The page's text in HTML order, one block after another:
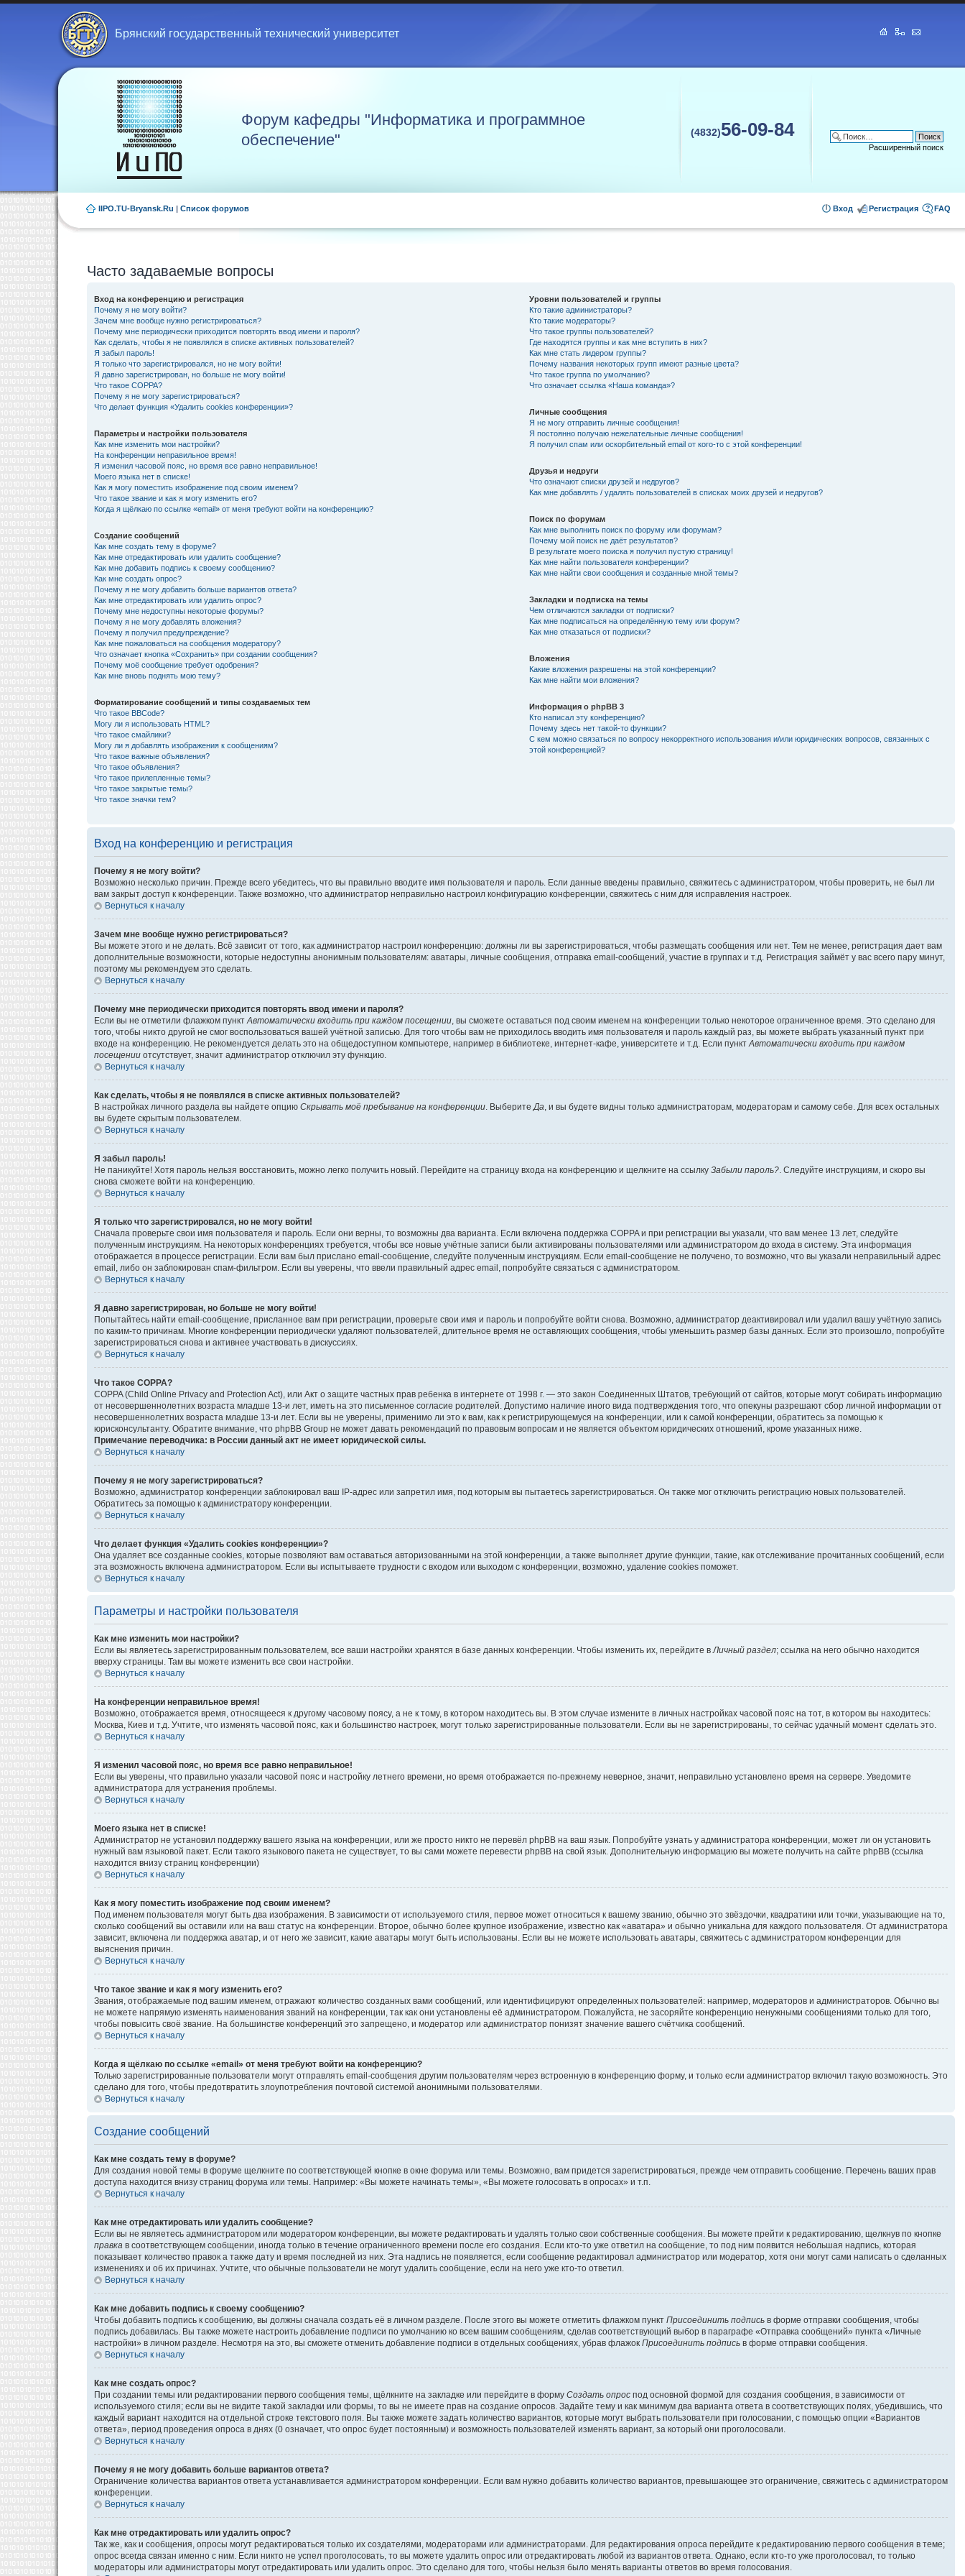
Брянский государственный технический университет
Форум кафедры "Информатика и программное
обеспечение"
(4832)56-09-84
Расширенный поиск
IIPO.TU-Bryansk.Ru | Список форумов FAQ
Регистрация
Вход
Часто задаваемые вопросы
Вход на конференцию и регистрация
Почему я не могу войти?
Зачем мне вообще нужно регистрироваться?
Почему мне периодически приходится повторять ввод имени и пароля?
Как сделать, чтобы я не появлялся в списке активных пользователей?
Я забыл пароль!
Я только что зарегистрировался, но не могу войти!
Я давно зарегистрирован, но больше не могу войти!
Что такое COPPA?
Почему я не могу зарегистрироваться?
Что делает функция «Удалить cookies конференции»?
Параметры и настройки пользователя
Как мне изменить мои настройки?
На конференции неправильное время!
Я изменил часовой пояс, но время все равно неправильное!
Моего языка нет в списке!
Как я могу поместить изображение под своим именем?
Что такое звание и как я могу изменить его?
Когда я щёлкаю по ссылке «email» от меня требуют войти на конференцию?
Создание сообщений
Как мне создать тему в форуме?
Как мне отредактировать или удалить сообщение?
Как мне добавить подпись к своему сообщению?
Как мне создать опрос?
Почему я не могу добавить больше вариантов ответа?
Как мне отредактировать или удалить опрос?
Почему мне недоступны некоторые форумы?
Почему я не могу добавлять вложения?
Почему я получил предупреждение?
Как мне пожаловаться на сообщения модератору?
Что означает кнопка «Сохранить» при создании сообщения?
Почему моё сообщение требует одобрения?
Как мне вновь поднять мою тему?
Форматирование сообщений и типы создаваемых тем
Что такое BBCode?
Могу ли я использовать HTML?
Что такое смайлики?
Могу ли я добавлять изображения к сообщениям?
Что такое важные объявления?
Что такое объявления?
Что такое прилепленные темы?
Что такое закрытые темы?
Что такое значки тем?
Уровни пользователей и группы
Кто такие администраторы?
Кто такие модераторы?
Что такое группы пользователей?
Где находятся группы и как мне вступить в них?
Как мне стать лидером группы?
Почему названия некоторых групп имеют разные цвета?
Что такое группа по умолчанию?
Что означает ссылка «Наша команда»?
Личные сообщения
Я не могу отправить личные сообщения!
Я постоянно получаю нежелательные личные сообщения!
Я получил спам или оскорбительный email от кого-то с этой конференции!
Друзья и недруги
Что означают списки друзей и недругов?
Как мне добавлять / удалять пользователей в списках моих друзей и недругов?
Поиск по форумам
Как мне выполнить поиск по форуму или форумам?
Почему мой поиск не даёт результатов?
В результате моего поиска я получил пустую страницу!
Как мне найти пользователя конференции?
Как мне найти свои сообщения и созданные мной темы?
Закладки и подписка на темы
Чем отличаются закладки от подписки?
Как мне подписаться на определённую тему или форум?
Как мне отказаться от подписки?
Вложения
Какие вложения разрешены на этой конференции?
Как мне найти мои вложения?
Информация о phpBB 3
Кто написал эту конференцию?
Почему здесь нет такой-то функции?
С кем можно связаться по вопросу некорректного использования и/или юридических вопросов, связанных с
этой конференцией?
Вход на конференцию и регистрация
Почему я не могу войти?
Возможно несколько причин. Прежде всего убедитесь, что вы правильно вводите имя пользователя и пароль. Если данные введены правильно, свяжитесь с администратором, чтобы проверить, не был ли
вам закрыт доступ к конференции. Также возможно, что администратор неправильно настроил конфигурацию конференции, свяжитесь с ним для исправления настроек.
Вернуться к началу
Зачем мне вообще нужно регистрироваться?
Вы можете этого и не делать. Всё зависит от того, как администратор настроил конференцию: должны ли вы зарегистрироваться, чтобы размещать сообщения или нет. Тем не менее, регистрация дает вам
дополнительные возможности, которые недоступны анонимным пользователям: аватары, личные сообщения, отправка email-сообщений, участие в группах и т.д. Регистрация займёт у вас всего пару минут,
поэтому мы рекомендуем это сделать.
Вернуться к началу
Почему мне периодически приходится повторять ввод имени и пароля?
Если вы не отметили флажком пунктАвтоматически входить при каждом посещении, вы сможете оставаться под своим именем на конференции только некоторое ограниченное время. Это сделано для
того, чтобы никто другой не смог воспользоваться вашей учётной записью. Для того чтобы вам не приходилось вводить имя пользователя и пароль каждый раз, вы можете выбрать указанный пункт при
входе на конференцию. Не рекомендуется делать это на общедоступном компьютере, например в библиотеке, интернет-кафе, университете и т.д. Если пунктАвтоматически входить при каждом
посещении отсутствует, значит администратор отключил эту функцию.
Вернуться к началу
Как сделать, чтобы я не появлялся в списке активных пользователей?
В настройках личного раздела вы найдете опцию Скрывать моё пребывание на конференции. ВыберитеДа, и вы будете видны только администраторам, модераторам и самому себе. Для всех остальных
вы будете скрытым пользователем.
Вернуться к началу
Я забыл пароль!
Не паникуйте! Хотя пароль нельзя восстановить, можно легко получить новый. Перейдите на страницу входа на конференцию и щелкните на ссылку Забыли пароль?. Следуйте инструкциям, и скоро вы
снова сможете войти на конференцию.
Вернуться к началу
Я только что зарегистрировался, но не могу войти!
Сначала проверьте свои имя пользователя и пароль. Если они верны, то возможны два варианта. Если включена поддержка COPPA и при регистрации вы указали, что вам менее 13 лет, следуйте
полученным инструкциям. На некоторых конференциях требуется, чтобы все новые учётные записи были активированы пользователями или администратором до входа в систему. Эта информация
отображается в процессе регистрации. Если вам был прислано email-сообщение, следуйте полученным инструкциям. Если email-сообщение не получено, то возможно, что вы указали неправильный адрес
email, либо он заблокирован спам-фильтром. Если вы уверены, что ввели правильный адрес email, попробуйте связаться с администратором.
Вернуться к началу
Я давно зарегистрирован, но больше не могу войти!
Попытайтесь найти email-сообщение, присланное вам при регистрации, проверьте свои имя и пароль и попробуйте войти снова. Возможно, администратор деактивировал или удалил вашу учётную запись
по каким-то причинам. Многие конференции периодически удаляют пользователей, длительное время не оставляющих сообщения, чтобы уменьшить размер базы данных. Если это произошло, попробуйте
зарегистрироваться снова и активнее участвовать в дискуссиях.
Вернуться к началу
Что такое COPPA?
COPPA (Child Online Privacy and Protection Act), или Акт о защите частных прав ребенка в интернете от 1998 г. — это закон Соединенных Штатов, требующий от сайтов, которые могут собирать информацию
от несовершеннолетних возраста младше 13-и лет, иметь на это письменное согласие родителей. Допустимо наличие иного вида подтверждения того, что опекуны разрешают сбор личной информации от
несовершеннолетних возраста младше 13-и лет. Если вы не уверены, применимо ли это к вам, как к регистрирующемуся на конференции, или к самой конференции, обратитесь за помощью к
юрисконсультанту. Обратите внимание, что phpBB Group не может давать рекомендаций по правовым вопросам и не является объектом юридических отношений, кроме указанных ниже.
Примечание переводчика: в России данный акт не имеет юридической силы.
Вернуться к началу
Почему я не могу зарегистрироваться?
Возможно, администратор конференции заблокировал ваш IP-адрес или запретил имя, под которым вы пытаетесь зарегистрироваться. Он также мог отключить регистрацию новых пользователей.
Обратитесь за помощью к администратору конференции.
Вернуться к началу
Что делает функция «Удалить cookies конференции»?
Она удаляет все созданные cookies, которые позволяют вам оставаться авторизованными на этой конференции, а также выполняет другие функции, такие, как отслеживание прочитанных сообщений, если
эта возможность включена администратором. Если вы испытываете трудности с входом или выходом с конференции, возможно, удаление cookies поможет.
Вернуться к началу
Параметры и настройки пользователя
Как мне изменить мои настройки?
Если вы являетесь зарегистрированным пользователем, все ваши настройки хранятся в базе данных конференции. Чтобы изменить их, перейдите вЛичный раздел; ссылка на него обычно находится
вверху страницы. Там вы можете изменить все свои настройки.
Вернуться к началу
На конференции неправильное время!
Возможно, отображается время, относящееся к другому часовому поясу, а не к тому, в котором находитесь вы. В этом случае измените в личных настройках часовой пояс на тот, в котором вы находитесь:
Москва, Киев и т.д. Учтите, что изменять часовой пояс, как и большинство настроек, могут только зарегистрированные пользователи. Если вы не зарегистрированы, то сейчас удачный момент сделать это.
Вернуться к началу
Я изменил часовой пояс, но время все равно неправильное!
Если вы уверены, что правильно указали часовой пояс и настройку летнего времени, но время отображается по-прежнему неверное, значит, неправильно установлено время на сервере. Уведомите
администратора для устранения проблемы.
Вернуться к началу
Моего языка нет в списке!
Администратор не установил поддержку вашего языка на конференции, или же просто никто не перевёл phpBB на ваш язык. Попробуйте узнать у администратора конференции, может ли он установить
нужный вам языковой пакет. Если такого языкового пакета не существует, то вы сами можете перевести phpBB на свой язык. Дополнительную информацию вы можете получить на сайте phpBB (ссылка
находится внизу страниц конференции)
Вернуться к началу
Как я могу поместить изображение под своим именем?
Под именем пользователя могут быть два изображения. В зависимости от используемого стиля, первое может относиться к вашему званию, обычно это звёздочки, квадратики или точки, указывающие на то,
сколько сообщений вы оставили или на ваш статус на конференции. Второе, обычно более крупное изображение, известно как «аватара» и обычно уникальна для каждого пользователя. От администратора
зависит, включена ли поддержка аватар, и от него же зависит, какие аватары могут быть использованы. Если вы не можете использовать аватары, свяжитесь с администратором конференции для
выяснения причин.
Вернуться к началу
Что такое звание и как я могу изменить его?
Звания, отображаемые под вашим именем, отражают количество созданных вами сообщений, или идентифицируют определенных пользователей: например, модераторов и администраторов. Обычно вы
не можете напрямую изменять наименования званий на конференции, так как они установлены её администратором. Пожалуйста, не засоряйте конференцию ненужными сообщениями только для того,
чтобы повысить своё звание. На большинстве конференций это запрещено, и модератор или администратор понизят значение вашего счётчика сообщений.
Вернуться к началу
Когда я щёлкаю по ссылке «email» от меня требуют войти на конференцию?
Только зарегистрированные пользователи могут отправлять email-сообщения другим пользователям через встроенную в конференцию форму, и только если администратор включил такую возможность. Это
сделано для того, чтобы предотвратить злоупотребления почтовой системой анонимными пользователями.
Вернуться к началу
Создание сообщений
Как мне создать тему в форуме?
Для создания новой темы в форуме щелкните по соответствующей кнопке в окне форума или темы. Возможно, вам придется зарегистрироваться, прежде чем отправить сообщение. Перечень ваших прав
доступа находится внизу страниц форума или темы. Например: «Вы можете начинать темы», «Вы можете голосовать в опросах» и т.п.
Вернуться к началу
Как мне отредактировать или удалить сообщение?
Если вы не являетесь администратором или модератором конференции, вы можете редактировать и удалять только свои собственные сообщения. Вы можете прейти к редактированию, щелкнув по кнопке
правка в соответствующем сообщении, иногда только в течение ограниченного времени после его создания. Если кто-то уже ответил на сообщение, то под ним появится небольшая надпись, которая
показывает количество правок а также дату и время последней из них. Эта надпись не появляется, если сообщение редактировал администратор или модератор, хотя они могут сами написать о сделанных
изменениях и об их причинах. Учтите, что обычные пользователи не могут удалить сообщение, если на него уже кто-то ответил.
Вернуться к началу
Как мне добавить подпись к своему сообщению?
Чтобы добавить подпись к сообщению, вы должны сначала создать её в личном разделе. После этого вы можете отметить флажком пункт Присоединить подпись в форме отправки сообщения, чтобы
подпись добавилась. Вы также можете настроить добавление подписи по умолчанию ко всем вашим сообщениям, сделав соответствующий выбор в параграфе «Отправка сообщений» пункта «Личные
настройки» в личном разделе. Несмотря на это, вы сможете отменить добавление подписи в отдельных сообщениях, убрав флажок Присоединить подпись в форме отправки сообщения.
Вернуться к началу
Как мне создать опрос?
При создании темы или редактировании первого сообщения темы, щёлкните на закладке или перейдите в форму Создать опрос под основной формой для создания сообщения, в зависимости от
используемого стиля; если вы не видите такой закладки или формы, то вы не имеете прав на создание опросов. Задайте тему и как минимум два варианта ответа в соответствующих полях, убедившись, что
каждый вариант находится на отдельной строке текстового поля. Вы также можете задать количество вариантов, которые могут выбрать пользователи при голосовании, с помощью опции «Вариантов
ответа», период проведения опроса в днях (0 означает, что опрос будет постоянным) и возможность пользователей изменять вариант, за который они проголосовали.
Вернуться к началу
Почему я не могу добавить больше вариантов ответа?
Ограничение количества вариантов ответа устанавливается администратором конференции. Если вам нужно добавить количество вариантов, превышающее это ограничение, свяжитесь с администратором
конференции.
Вернуться к началу
Как мне отредактировать или удалить опрос?
Так же, как и сообщения, опросы могут редактироваться только их создателями, модераторами или администраторами. Для редактирования опроса перейдите к редактированию первого сообщения в теме;
опрос всегда связан именно с ним. Если никто не успел проголосовать, то вы можете удалить опрос или отредактировать любой из вариантов ответа. Однако, если кто-то уже проголосовал, то только
модераторы или администраторы могут отредактировать или удалить опрос. Это сделано для того, чтобы нельзя было менять варианты ответов во время голосования.